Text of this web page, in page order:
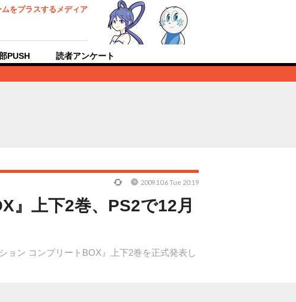
ムをプラスするメディア
PUSH 読者アンケート
』上下2巻、PS2で12月
ョン コンプリートBOX』上下2巻を正式発表し
2009.10.6 Tue 20:19